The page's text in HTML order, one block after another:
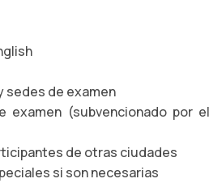
sedes de examen
examen (subvencionado por el
de otras ciudades
si son necesarias